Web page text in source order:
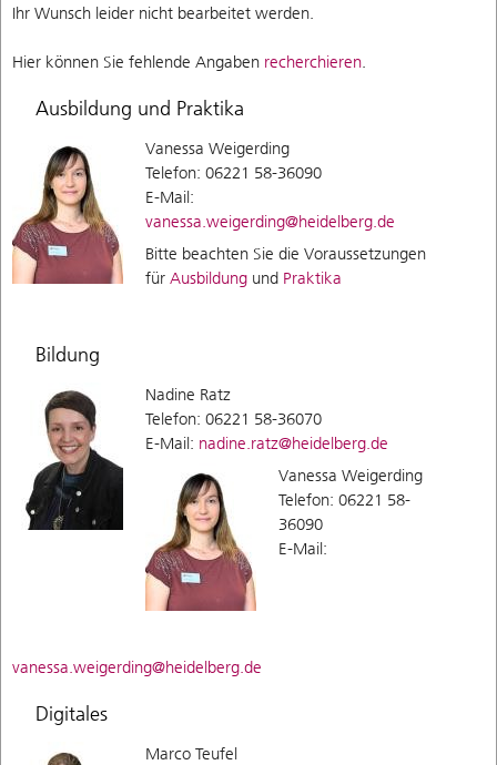
Ihr Wunsch leider nicht bearbeitet werden.
Hier können Sie fehlende Angaben recherchieren
Ausbildung und Praktika
Vanessa Weigerding
Telefon: 06221 58-36090
E-Mail:
vanessa.weigerding@heidelberg.de
Bitte beachten Sie die Voraussetzungen
für Ausbildung und Praktika
Bildung
Nadine Ratz
Telefon: 06221 58-36070
E-Mail: nadine.ratz@heidelberg.de
Vanessa Weigerding
Telefon: 06221 58-
36090
E-Mail:
vanessa.weigerding@heidelberg.de
Digitales
Marco Teufel